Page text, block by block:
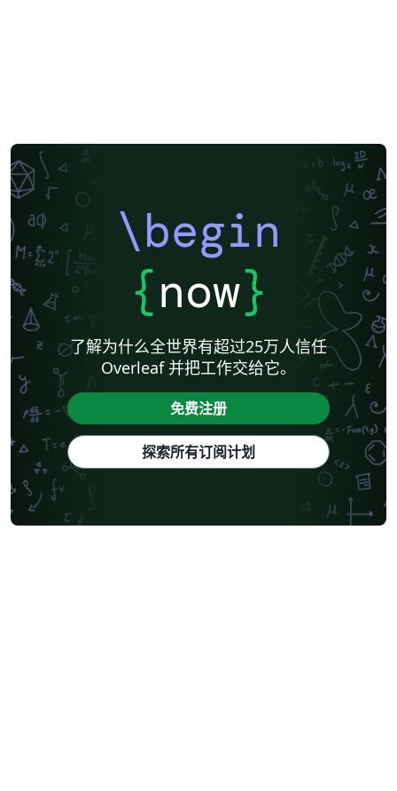
\begin
{now}
了解为什么全世界有超过25万人信任
Overleaf 并把工作交给它。
免费注册
探索所有订阅计划